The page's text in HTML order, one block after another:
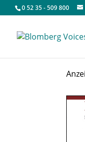
0 52 35 - 509 800